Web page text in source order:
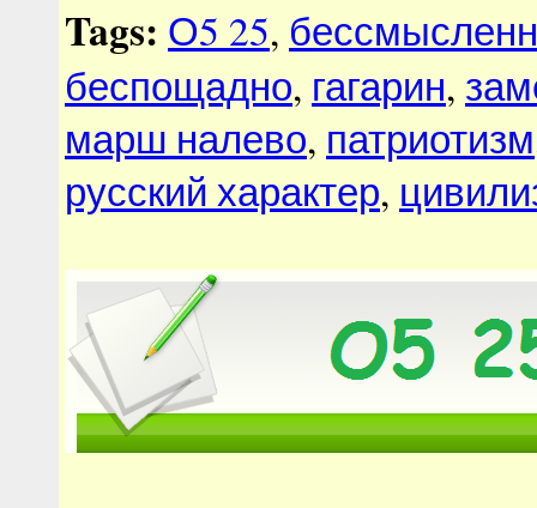
Tags: О5 25,
беспощадно, гагарин,
марш налево, патриотизм
русский характер,